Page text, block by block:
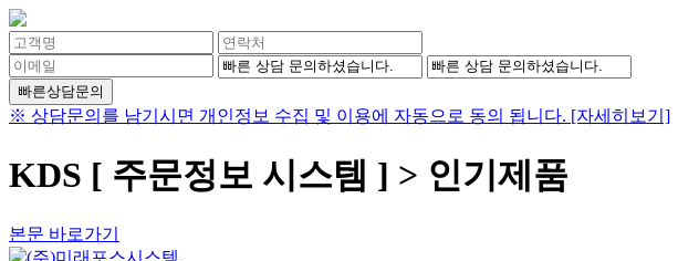
빠른상담문의
※ 상담문의를 남기시면 개인정보 수집 및 이용에 자동으로 동의 됩니다. [자세히보기]
KDS [ 주문정보 시스템 ] > 인기제품
본문 바로가기